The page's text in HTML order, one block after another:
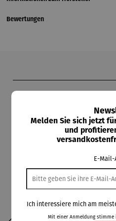
Bewertungen
Derzeit
42% gespart
Melden Sie sich jetzt
und
E-Mail-
Ich interessiere mich am
Mit einer Anmeldung stimme